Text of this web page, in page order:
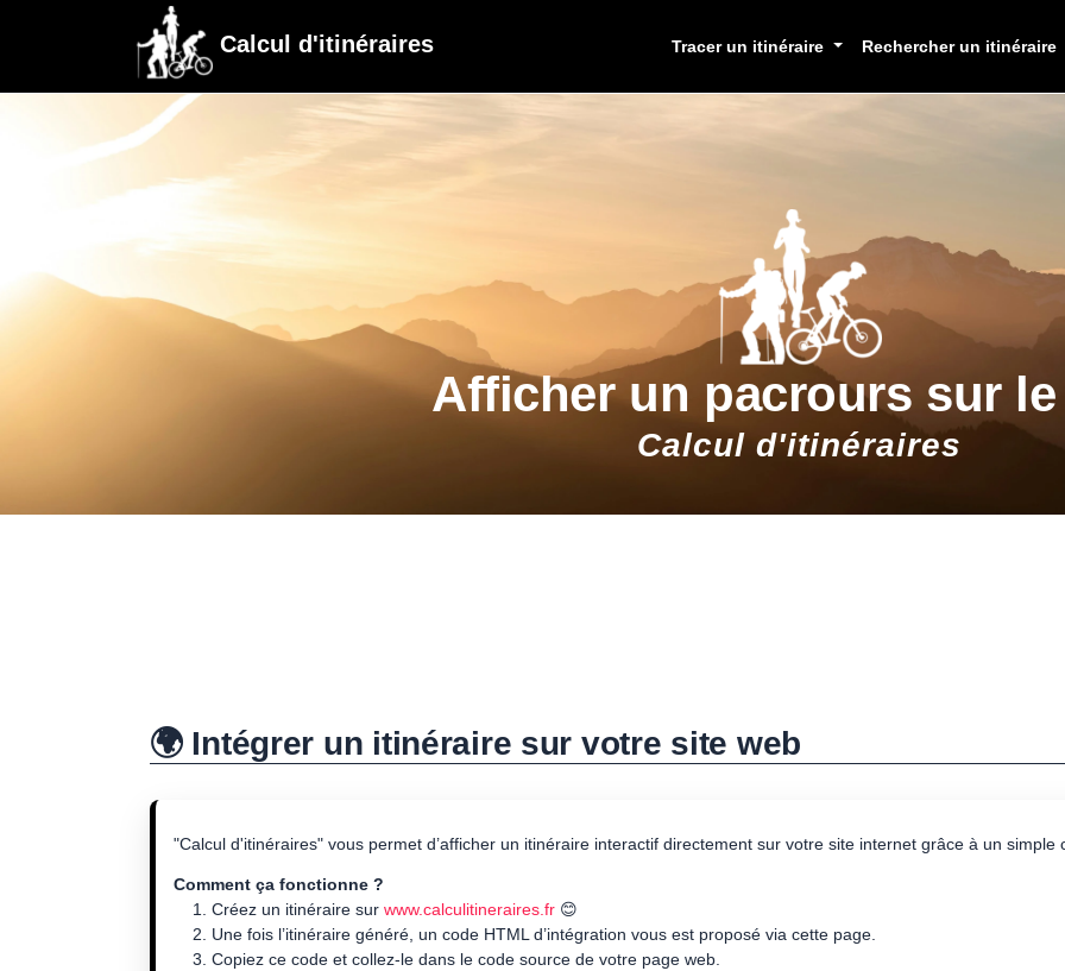
Calcul d'itinéraires Tracer un itinéraire Rechercher un itinéraire
Afficher un pacrours sur
Calcul d'itinéraires
🌍 Intégrer un itinéraire sur votre site web
"Calcul d'itinéraires" vous permet d’afficher un itinéraire interactif directement sur votre site internet grâce à un simple
Comment ça fonctionne ?
Créez un itinéraire sur www.calculitineraires.fr 😊
Une fois l’itinéraire généré, un code HTML d’intégration vous est proposé via cette page.
Copiez ce code et collez-le dans le code source de votre page web.